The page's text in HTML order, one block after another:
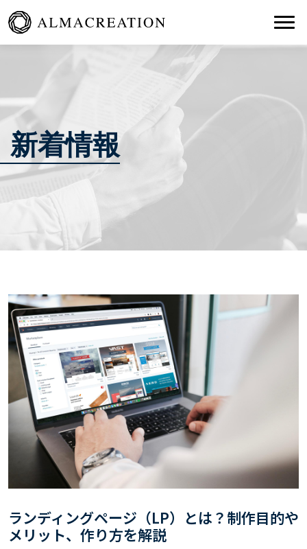
新着情報
ランディングページ（LP）とは？制作目的や
メリット、作り方を解説